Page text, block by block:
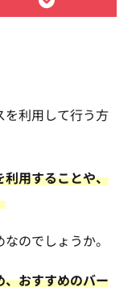
を利用して行う方
利用することや、
のでしょうか。
、おすすめのバー